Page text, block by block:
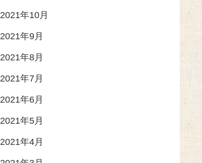
2021年10月
2021年9月
2021年8月
2021年7月
2021年6月
2021年5月
2021年4月